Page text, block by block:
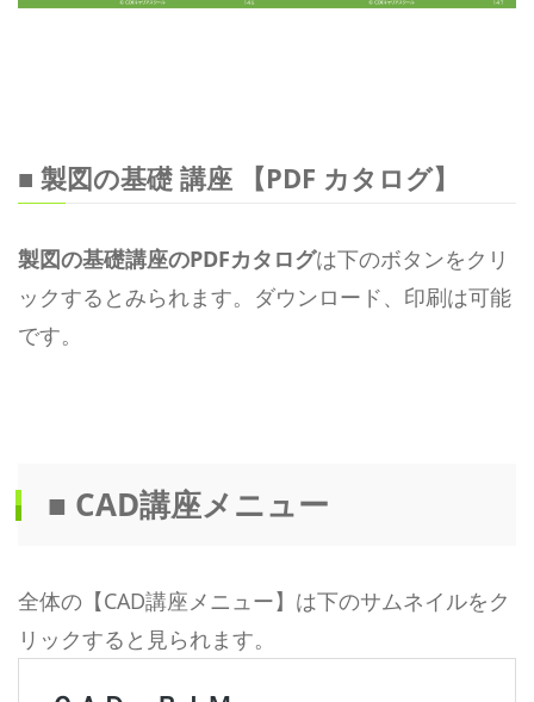
■ 製図の基礎 講座 【PDF カタログ】
製図の基礎講座のPDFカタログは下のボタンをクリ
ックするとみられます。ダウンロード、印刷は可能
です。
■ CAD講座メニュー
全体の【CAD講座メニュー】は下のサムネイルをク
リックすると見られます。